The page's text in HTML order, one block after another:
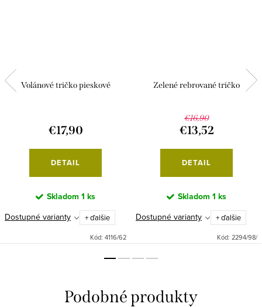
Volánové tričko pieskové
€17,90
DETAIL
Skladom 1 ks
Dostupné varianty + ďalšie
Kód: 4116/62
Zelené rebrované tričko
€16,90
€13,52
DETAIL
Skladom 1 ks
Dostupné varianty + ďalšie
Kód: 2294/98/